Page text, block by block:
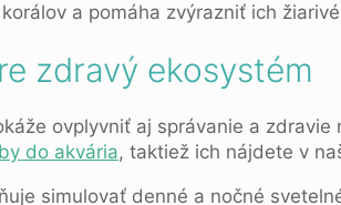
a pomáha zvýrazniť ich
zdravý ekosystém
ovplyvniť aj správanie a
do akvária, taktiež ich nájdete v
simulovať denné a nočné